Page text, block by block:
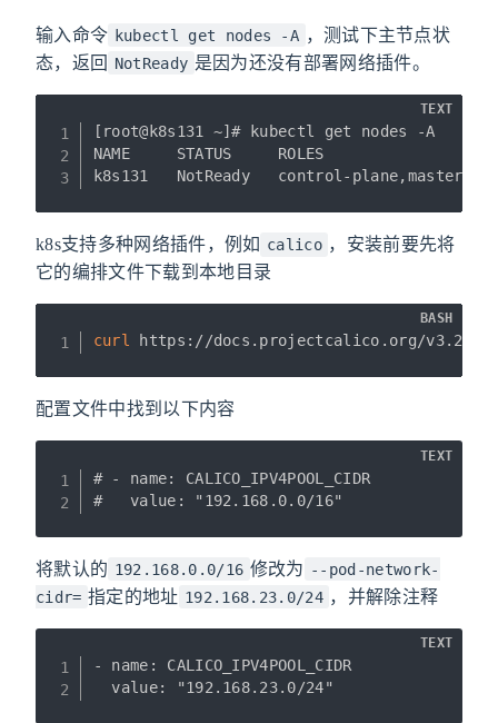
输入命令 kubectl get nodes -A ，测试下主节点状
态，返回
NotReady 是因为还没有部署网络插件。
[root@k8s131 ~]# kubectl get nodes -A
NAME     STATUS     ROLES
k8s131   NotReady   control-plane,master
TEXT
k8s支持多种网络插件，例如 calico ，安装前要先将
它的编排文件下载到本地目录
curl https://docs.projectcalico.org/v3.20/
BASH
配置文件中找到以下内容
# - name: CALICO_IPV4POOL_CIDR
#   value: "192.168.0.0/16"
TEXT
将默认的 192.168.0.0/16 修改为 --pod-network-
cidr= 指定的地址 192.168.23.0/24 ，并解除注释
- name: CALICO_IPV4POOL_CIDR
  value: "192.168.23.0/24"
TEXT